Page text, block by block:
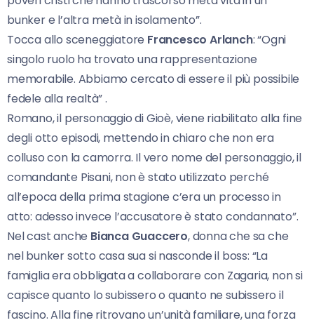
bunker e l’altra metà in isolamento”.
Tocca allo sceneggiatore Francesco Arlanch: “Ogni
singolo ruolo ha trovato una rappresentazione
memorabile. Abbiamo cercato di essere il più possibile
fedele alla realtà” .
Romano, il personaggio di Gioè, viene riabilitato alla fine
degli otto episodi, mettendo in chiaro che non era
colluso con la camorra. Il vero nome del personaggio, il
comandante Pisani, non è stato utilizzato perché
all’epoca della prima stagione c’era un processo in
atto: adesso invece l’accusatore è stato condannato”.
Nel cast anche Bianca Guaccero, donna che sa che
nel bunker sotto casa sua si nasconde il boss: “La
famiglia era obbligata a collaborare con Zagaria, non si
capisce quanto lo subissero o quanto ne subissero il
fascino. Alla fine ritrovano un’unità familiare, una forza